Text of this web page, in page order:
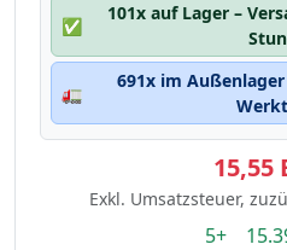
✅
101x auf Lager –
🚛
691x im
15,55
Exkl. Umsatzsteuer,
5+